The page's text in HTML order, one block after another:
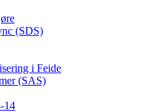
(SDS)
i Feide
(SAS)
14